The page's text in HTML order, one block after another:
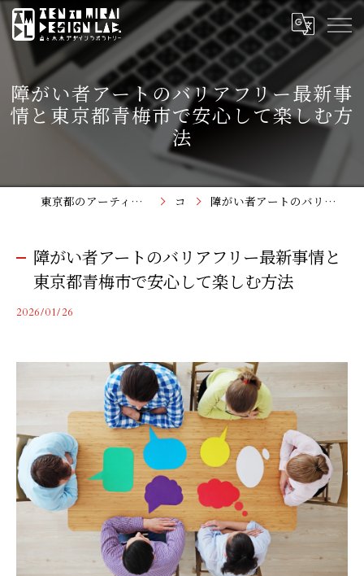
障がい者アートのバリアフリー最新事
情と東京都青梅市で安心して楽しむ方
法
東京都のアーティスト支援なら点と未来デザインラボラトリー コラム 障がい者アートのバリアフリー最新事情と東京都青梅市で安心して楽しむ方法
障がい者アートのバリアフリー最新事情と
東京都青梅市で安心して楽しむ方法
2026/01/26